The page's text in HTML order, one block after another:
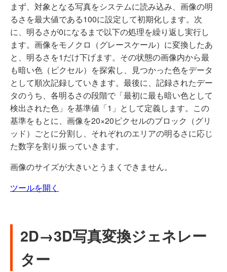
まず、対象となる写真をシステムに読み込み、画像の明
るさを最大値である100に設定して初期化します。次
に、明るさが0になるまで以下の処理を繰り返し実行し
ます。画像をモノクロ（グレースケール）に変換したあ
と、明るさを1だけ下げます。その状態の画像内から最
も暗い色（ピクセル）を探索し、見つかった色をデータ
として順次記録していきます。最後に、記録されたデー
タのうち、各明るさの段階で「最初に最も暗い色として
検出された色」を基準値「1」として定義します。この
基準をもとに、画像を20×20ピクセルのブロック（グリ
ッド）ごとに分割し、それぞれのエリアの明るさに応じ
た数字を割り振っていきます。
画像のサイズが大きいとうまくできません。
ツールを開く
2D→3D写真変換ジェネレー
ター